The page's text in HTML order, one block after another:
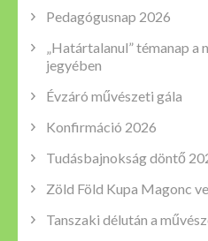
Pedagógusnap 2026
„Határtalanul” témanap a
jegyében
Évzáró művészeti gála
Konfirmáció 2026
Tudásbajnokság döntő
Zöld Föld Kupa Magonc
Tanszaki délután a